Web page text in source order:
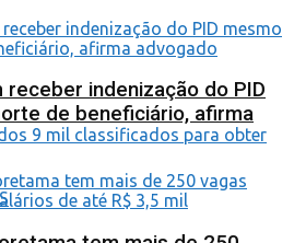
receber indenização do PID
de beneficiário, afirma